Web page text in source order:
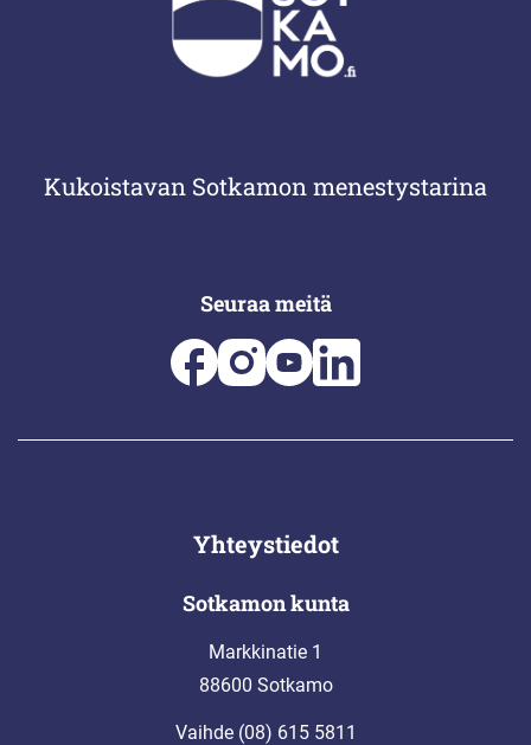
Kukoistavan Sotkamon menestystarina
Seuraa meitä
Yhteystiedot
Sotkamon kunta
Markkinatie 1
88600 Sotkamo
Vaihde (08) 615 5811